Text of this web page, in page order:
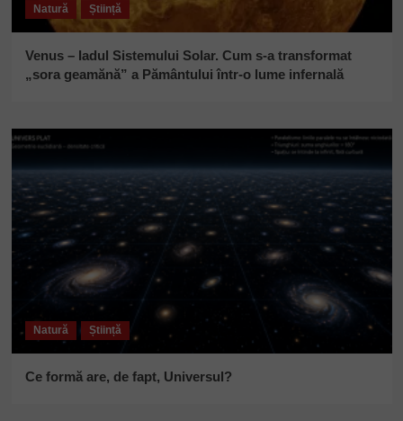
Natură Știință
Venus – Iadul Sistemului Solar. Cum s-a transformat
„sora geamănă” a Pământului într-o lume infernală
Natură Știință
Ce formă are, de fapt, Universul?